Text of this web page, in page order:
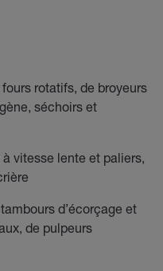
rotatifs, de broyeurs
séchoirs et
vitesse lente et paliers,
d’écorçage et
de pulpeurs